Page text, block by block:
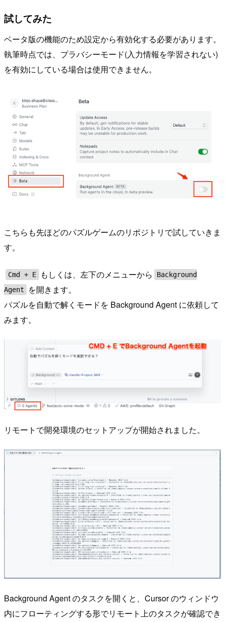
試してみた
ベータ版の機能のため設定から有効化する必要があります。
執筆時点では、プラバシーモード(入力情報を学習されない)
を有効にしている場合は使用できません。
こちらも先ほどのパズルゲームのリポジトリで試していきま
す。
Cmd + E もしくは、左下のメニューから
Background
Agent
を開きます。
パズルを自動で解くモードを Background Agent に依頼して
みます。
リモートで開発環境のセットアップが開始されました。
Background Agent のタスクを開くと、Cursor のウィンドウ
内にフローティングする形でリモート上のタスクが確認でき